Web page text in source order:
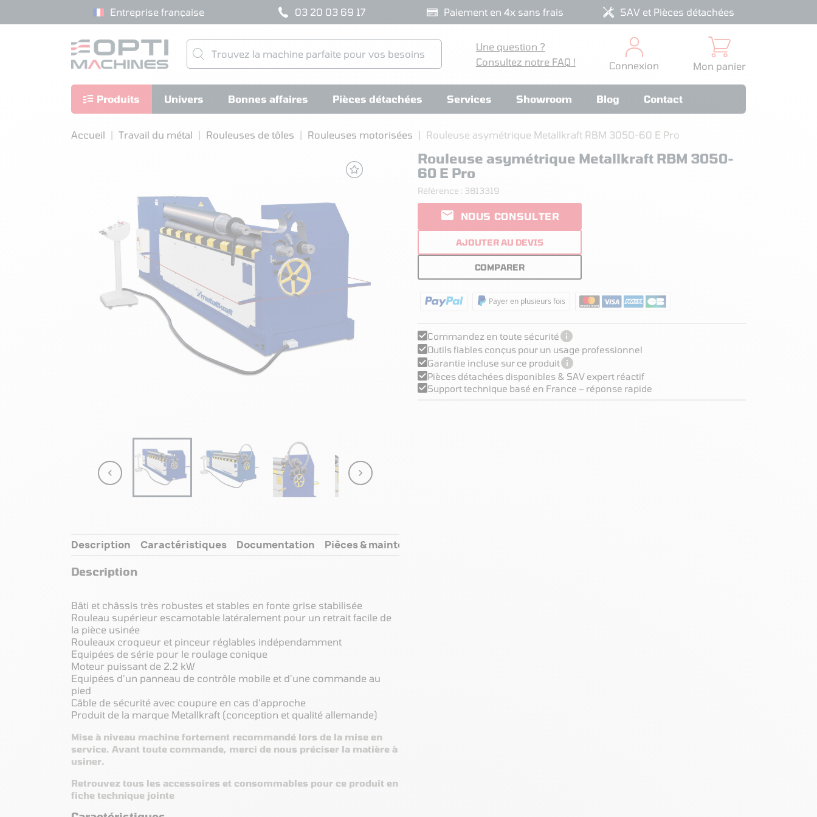
Entreprise française 03 20 03 69 17 Paiement en 4x sans frais SAV et Pièces détachées
Une question ?
Consultez notre FAQ !
Connexion Mon panier
Produits Univers Bonnes affaires Pièces détachées Services Showroom Blog Contact
Accueil Travail du métal Rouleuses de tôles Rouleuses motorisées Rouleuse asymétrique Metallkraft RBM 3050-60 E Pro
 
Description Caractéristiques Documentation
Pièces & maintenance
Description
Bâti et châssis très robustes et stables en fonte grise stabilisée
Rouleau supérieur escamotable latéralement pour un retrait facile de
la pièce usinée
Rouleaux croqueur et pinceur réglables indépendamment
Equipées de série pour le roulage conique
Moteur puissant de 2.2 kW
Equipées d’un panneau de contrôle mobile et d’une commande au
pied
Câble de sécurité avec coupure en cas d’approche
Produit de la marque Metallkraft (conception et qualité allemande)
Mise à niveau machine fortement recommandé lors de la mise en
service. Avant toute commande, merci de nous préciser la matière à
usiner.
Retrouvez tous les accessoires et consommables pour ce produit en
fiche technique jointe
Rouleuse asymétrique Metallkraft RBM 3050-
60 E Pro
Référence : 3813319
 NOUS CONSULTER
AJOUTER AU DEVIS
COMPARER
Payer en plusieurs fois
Commandez en toute sécurité
Outils fiables conçus pour un usage professionnel
Garantie incluse sur ce produit
Pièces détachées disponibles & SAV expert réactif
Support technique basé en France – réponse rapide